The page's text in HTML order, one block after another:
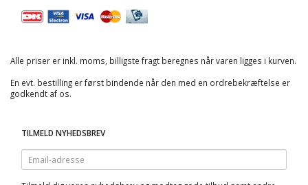
Alle priser er inkl. moms, billigste fragt beregnes når varen ligges i kurven.
En evt. bestilling er først bindende når den med en ordrebekræftelse er
godkendt af os.
TILMELD NYHEDSBREV
Email-
adresse